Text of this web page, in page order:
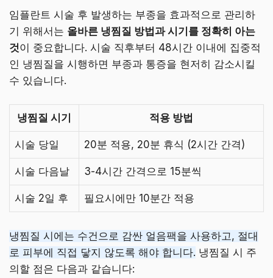
임플란트 시술 후 발생하는 부종을 효과적으로 관리하
기 위해서는 올바른 냉찜질 방법과 시기를 정확히 아는
것이 중요합니다. 시술 직후부터 48시간 이내에 집중적
인 냉찜질을 시행하면 부종과 통증을 현저히 감소시킬
수 있습니다.
냉찜질 시기 적용 방법
시술 당일 20분 적용, 20분 휴식 (2시간 간격)
시술 다음날 3-4시간 간격으로 15분씩
시술 2일 후 필요시에만 10분간 적용
냉찜질 시에는 수건으로 감싼 얼음팩을 사용하고, 절대
로 피부에 직접 닿지 않도록 해야 합니다. 냉찜질 시 주
의할 점은 다음과 같습니다: